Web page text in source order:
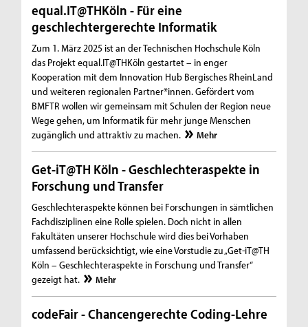
equal.IT@THKöln - Für eine
geschlechtergerechte Informatik
Zum 1. März 2025 ist an der Technischen Hochschule Köln
das Projekt equal.IT@THKöln gestartet – in enger
Kooperation mit dem Innovation Hub Bergisches RheinLand
und weiteren regionalen Partner*innen. Gefördert vom
BMFTR wollen wir gemeinsam mit Schulen der Region neue
Wege gehen, um Informatik für mehr junge Menschen
zugänglich und attraktiv zu machen.
Mehr
Get-iT@TH Köln - Geschlechteraspekte in
Forschung und Transfer
Geschlechteraspekte können bei Forschungen in sämtlichen
Fachdisziplinen eine Rolle spielen. Doch nicht in allen
Fakultäten unserer Hochschule wird dies bei Vorhaben
umfassend berücksichtigt, wie eine Vorstudie zu „Get-iT@TH
Köln – Geschlechteraspekte in Forschung und Transfer“
gezeigt hat.
Mehr
codeFair - Chancengerechte Coding-Lehre